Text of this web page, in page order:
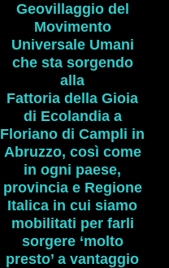
Geovillaggio del
Movimento
Universale Umani
che sta sorgendo
alla
Fattoria della Gioia
di Ecolandia a
Floriano di Campli in
Abruzzo, così come
in ogni paese,
provincia e Regione
Italica in cui siamo
mobilitati per farli
sorgere ‘molto
presto’ a vantaggio